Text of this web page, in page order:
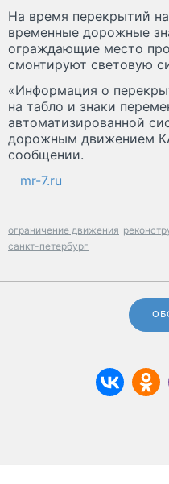
На время перекрытий
временные дорожные
ограждающие место
смонтируют световую
«Информация о
на табло и знаки
автоматизированной
дорожным движением
сообщении.
mr-7.ru
ограничение движения
санкт-петербург